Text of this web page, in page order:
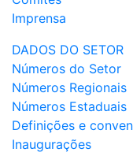
Imprensa
DADOS DO SETOR
Números do Setor
Números Regionais
Números Estaduais
Definições e
Inaugurações